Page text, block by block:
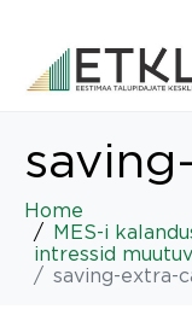
Home
MES-i
intressid
saving-extra-